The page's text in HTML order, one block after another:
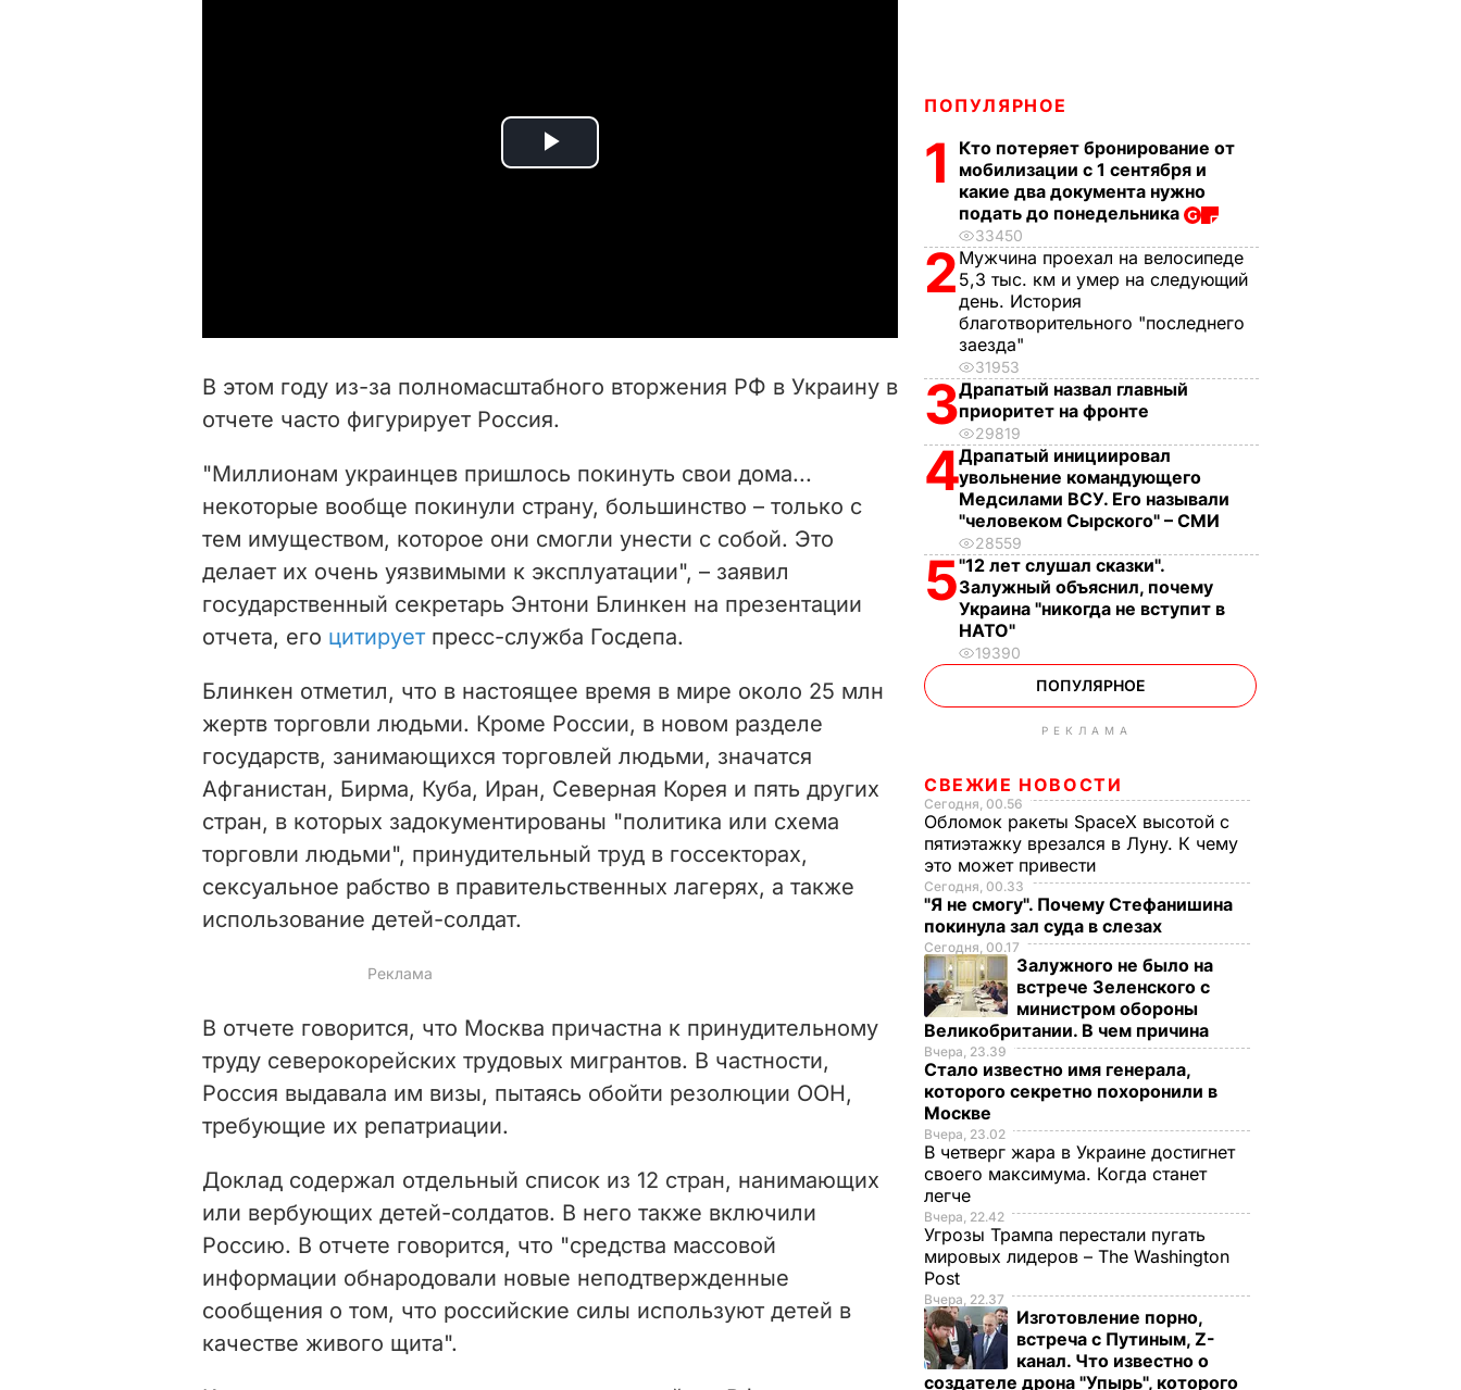
P
i
d
e
o
В этом году из-за полномасштабного вторжения РФ в Украину в
отчете часто фигурирует Россия.
"Миллионам украинцев пришлось покинуть свои дома...
некоторые вообще покинули страну, большинство – только с
тем имуществом, которое они смогли унести с собой. Это
делает их очень уязвимыми к эксплуатации", – заявил
государственный секретарь Энтони Блинкен на презентации
отчета, его цитируетпресс-служба Госдепа.
Блинкен отметил, что в настоящее время в мире около 25 млн
жертв торговли людьми. Кроме России, в новом разделе
государств, занимающихся торговлей людьми, значатся
Афганистан, Бирма, Куба, Иран, Северная Корея и пять других
стран, в которых задокументированы "политика или схема
торговли людьми", принудительный труд в госсекторах,
сексуальное рабство в правительственных лагерях, а также
использование детей-солдат.
В отчете говорится, что Москва причастна к принудительному
труду северокорейских трудовых мигрантов. В частности,
Россия выдавала им визы, пытаясь обойти резолюции ООН,
требующие их репатриации.
Доклад содержал отдельный список из 12 стран, нанимающих
или вербующих детей-солдатов. В него также включили
Россию. В отчете говорится, что "средства массовой
информации обнародовали новые неподтвержденные
сообщения о том, что российские силы используют детей в
качестве живого щита".
ПОПУЛЯРНОЕ
1
Кто потеряет бронирование от
мобилизации с 1 сентября и
какие два документа нужно
подать до понедельника
33450
2 Мужчина проехал на велосипеде
5,3 тыс. км и умер на следующий
день. История
благотворительного "последнего
заезда"
31953
3Драпатый назвал главный
приоритет на фронте
29819
4Драпатый инициировал
увольнение командующего
Медсилами ВСУ. Его называли
"человеком Сырского" – СМИ
28559
5"12 лет слушал сказки".
Залужный объяснил, почему
Украина "никогда не вступит в
НАТО"
19390
ПОПУЛЯРНОЕ
РЕКЛАМА
СВЕЖИЕ НОВОСТИ
Сегодня, 00.56
Обломок ракеты SpaceX высотой с
пятиэтажку врезался в Луну. К чему
это может привести
Сегодня, 00.33
"Я не смогу". Почему Стефанишина
покинула зал суда в слезах
Сегодня, 00.17
Залужного не было на
встрече Зеленского с
министром обороны
Великобритании. В чем причина
Вчера, 23.39
Стало известно имя генерала,
которого секретно похоронили в
Москве
Вчера, 23.02
В четверг жара в Украине достигнет
своего максимума. Когда станет
легче
Вчера, 22.42
Угрозы Трампа перестали пугать
мировых лидеров – The Washington
Post
Вчера, 22.37
Изготовление порно,
встреча с Путиным, Z-
канал. Что известно о
создателе дрона "Упырь", которого